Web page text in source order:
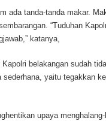
ada tanda-tanda makar.
“Tuduhan
katanya,
belakangan sudah
sederhana, yaitu tegakkan
upaya